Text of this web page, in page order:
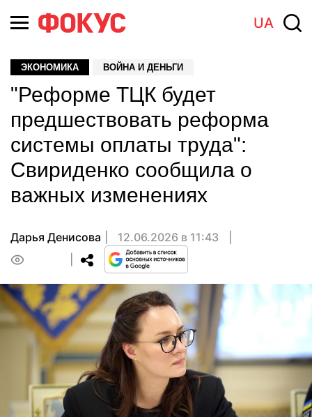
UA
ЭКОНОМИКА ВОЙНА И ДЕНЬГИ
"Реформе ТЦК будет
предшествовать реформа
системы оплаты труда":
Свириденко сообщила о
важных изменениях
Дарья Денисова
12.06.2026 в 11:43